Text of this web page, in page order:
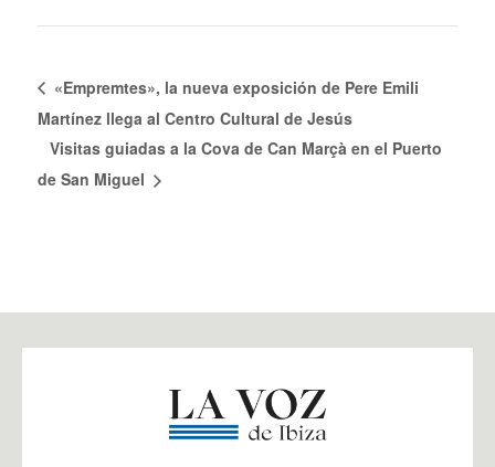
«Empremtes», la nueva exposición de Pere Emili
Martínez llega al Centro Cultural de Jesús
Visitas guiadas a la Cova de Can Marçà en el Puerto
de San Miguel